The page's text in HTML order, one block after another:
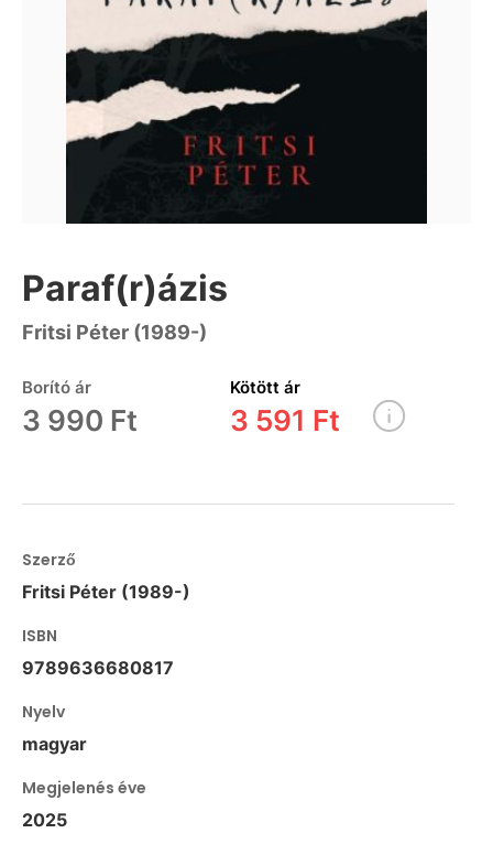
Paraf(r)ázis
Fritsi Péter (1989-)
Borító ár
3 990 Ft
Kötött ár
3 591 Ft
Szerző
Fritsi Péter (1989-)
ISBN
9789636680817
Nyelv
magyar
Megjelenés éve
2025